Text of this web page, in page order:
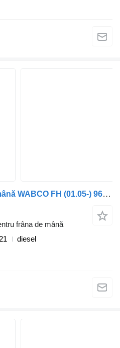
Supapă pentru frâna de mână WABCO FH (01.05-) 9617242040 pentru cap tractor Volvo FH12, FH16, NH12, FH, VNL780 (1993-2014)
frâna de mână
diesel